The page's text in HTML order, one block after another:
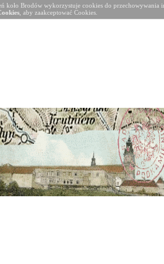
koło Brodów wykorzystuje cookies do
, aby zaakceptować Cookies.